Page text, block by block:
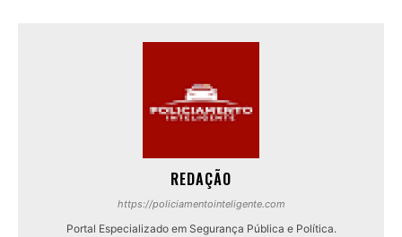
REDAÇÃO
https://policiamentointeligente.com
Portal Especializado em Segurança Pública e Política.